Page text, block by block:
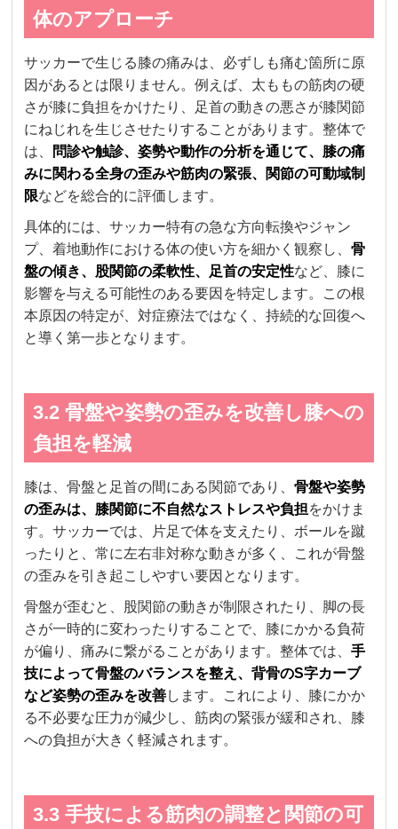
体のアプローチ
サッカーで生じる膝の痛みは、必ずしも痛む箇所に原
因があるとは限りません。例えば、太ももの筋肉の硬
さが膝に負担をかけたり、足首の動きの悪さが膝関節
にねじれを生じさせたりすることがあります。整体で
は、
問診や触診、姿勢や動作の分析を通じて、膝の痛
みに関わる全身の歪みや筋肉の緊張、関節の可動域制
限などを総合的に評価します。
具体的には、サッカー特有の急な方向転換やジャン
プ、着地動作における体の使い方を細かく観察し、骨
盤の傾き、股関節の柔軟性、足首の安定性など、膝に
影響を与える可能性のある要因を特定します。この根
本原因の特定が、対症療法ではなく、持続的な回復へ
と導く第一歩となります。
3.2 骨盤や姿勢の歪みを改善し膝への
負担を軽減
膝は、骨盤と足首の間にある関節であり、骨盤や姿勢
の歪みは、膝関節に不自然なストレスや負担をかけま
す。サッカーでは、片足で体を支えたり、ボールを蹴
ったりと、常に左右非対称な動きが多く、これが骨盤
の歪みを引き起こしやすい要因となります。
骨盤が歪むと、股関節の動きが制限されたり、脚の長
さが一時的に変わったりすることで、膝にかかる負荷
が偏り、痛みに繋がることがあります。整体では、手
技によって骨盤のバランスを整え、背骨のS字カーブ
など姿勢の歪みを改善します。これにより、膝にかか
る不必要な圧力が減少し、筋肉の緊張が緩和され、膝
への負担が大きく軽減されます。
3.3 手技による筋肉の調整と関節の可